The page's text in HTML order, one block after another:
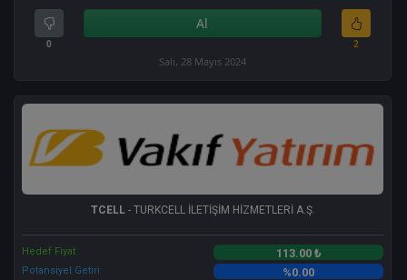
0
Al
2
Salı, 28 Mayıs 2024
TCELL- TURKCELL İLETİŞİM HİZMETLERİ A.Ş.
Hedef Fiyat 113.00 ₺
Potansiyel Getiri %0.00